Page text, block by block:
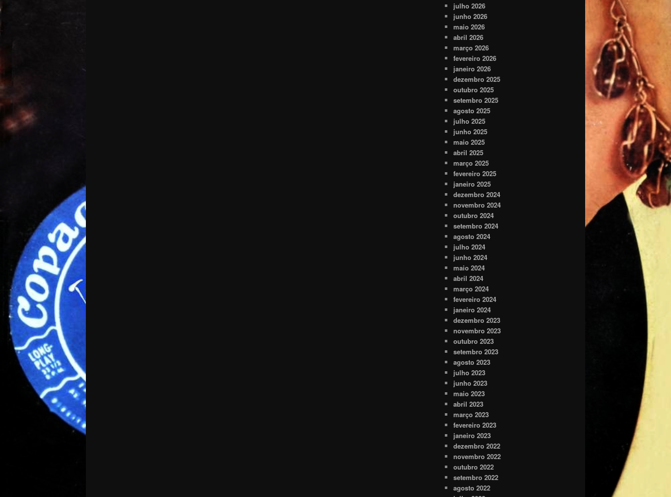
julho 2026
junho 2026
maio 2026
abril 2026
março 2026
fevereiro 2026
janeiro 2026
dezembro 2025
outubro 2025
setembro 2025
agosto 2025
julho 2025
junho 2025
maio 2025
abril 2025
março 2025
fevereiro 2025
janeiro 2025
dezembro 2024
novembro 2024
outubro 2024
setembro 2024
agosto 2024
julho 2024
junho 2024
maio 2024
abril 2024
março 2024
fevereiro 2024
janeiro 2024
dezembro 2023
novembro 2023
outubro 2023
setembro 2023
agosto 2023
julho 2023
junho 2023
maio 2023
abril 2023
março 2023
fevereiro 2023
janeiro 2023
dezembro 2022
novembro 2022
outubro 2022
setembro 2022
agosto 2022